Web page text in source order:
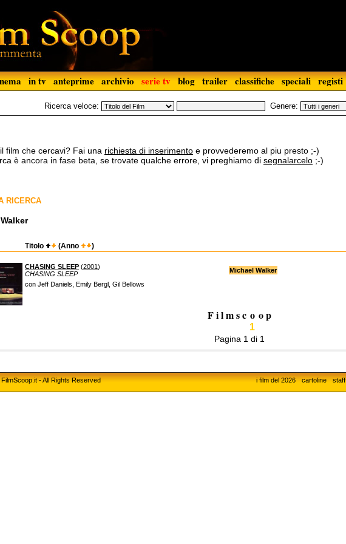
in tv anteprime archivio serie tv blog trailer classifiche speciali registi
Ricerca veloce: Genere:
film che cercavi? Fai una richiesta di inserimento e provvederemo al piu presto ;-)
è ancora in fase beta, se trovate qualche errore, vi preghiamo di segnalarcelo ;-)
RICERCA
Titolo (Anno )
CHASING SLEEP (2001)
CHASING SLEEP
Michael Walker
con Jeff Daniels, Emily Bergl, Gil Bellows
F i l m s c o
1
o p
Pagina 1 di 1
staff
cartoline
i film del 2026
- All Rights Reserved